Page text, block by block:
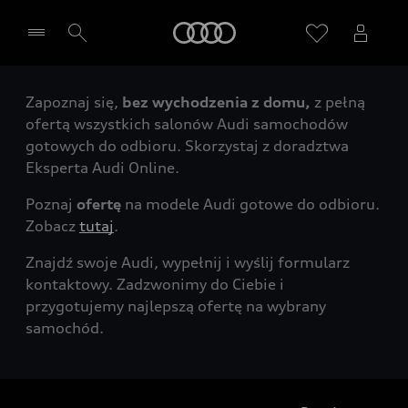
Wybierz Twojego Partnera Audi
Zapoznaj się, bez wychodzenia z domu, z pełną
ofertą wszystkich salonów Audi samochodów
gotowych do odbioru. Skorzystaj z doradztwa
Eksperta Audi Online.
Poznaj ofertę na modele Audi gotowe do odbioru.
Zobacz tutaj.
Znajdź swoje Audi, wypełnij i wyślij formularz
kontaktowy. Zadzwonimy do Ciebie i
przygotujemy najlepszą ofertę na wybrany
samochód.